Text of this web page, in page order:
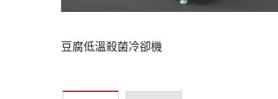
豆腐低溫殺菌冷卻機